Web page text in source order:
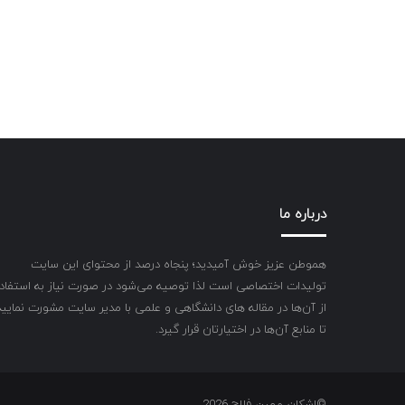
درباره ما
هموطن عزیز خوش آمیدید؛ پنجاه درصد از محتوای این سایت
تولیدات اختصاصی است لذا توصیه می‌شود در صورت نیاز به
از آن‌ها در مقاله های دانشگاهی و علمی با مدیر سایت مشورت
تا منابع آن‌ها در اختیارتان قرار گیرد.